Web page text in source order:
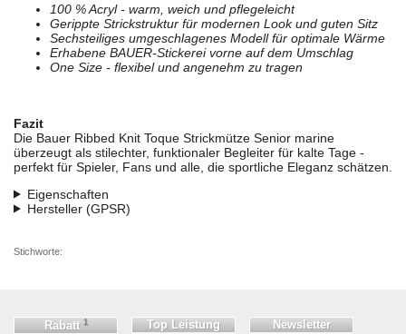
100 % Acryl - warm, weich und pflegeleicht
Gerippte Strickstruktur für modernen Look und guten Sitz
Sechsteiliges umgeschlagenes Modell für optimale Wärme
Erhabene BAUER-Stickerei vorne auf dem Umschlag
One Size - flexibel und angenehm zu tragen
Fazit
Die Bauer Ribbed Knit Toque Strickmütze Senior marine
überzeugt als stilechter, funktionaler Begleiter für kalte Tage -
perfekt für Spieler, Fans und alle, die sportliche Eleganz schätzen.
Eigenschaften
Hersteller (GPSR)
Stichworte:
Rabatt 1 Top Leistung Newsletter